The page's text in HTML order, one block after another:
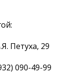
Петуха, 29
090-49-99